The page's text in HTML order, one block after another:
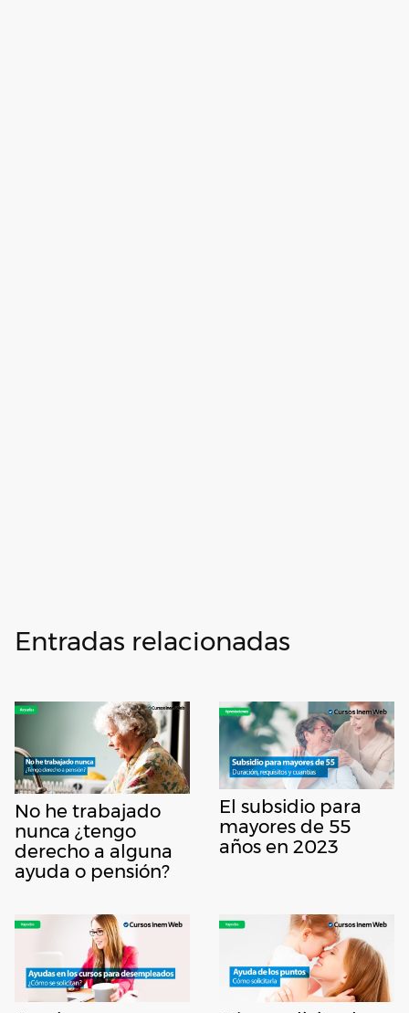
Entradas relacionadas
No he trabajado
nunca ¿tengo
derecho a alguna
ayuda o pensión?
El subsidio para
mayores de 55
años en 2023